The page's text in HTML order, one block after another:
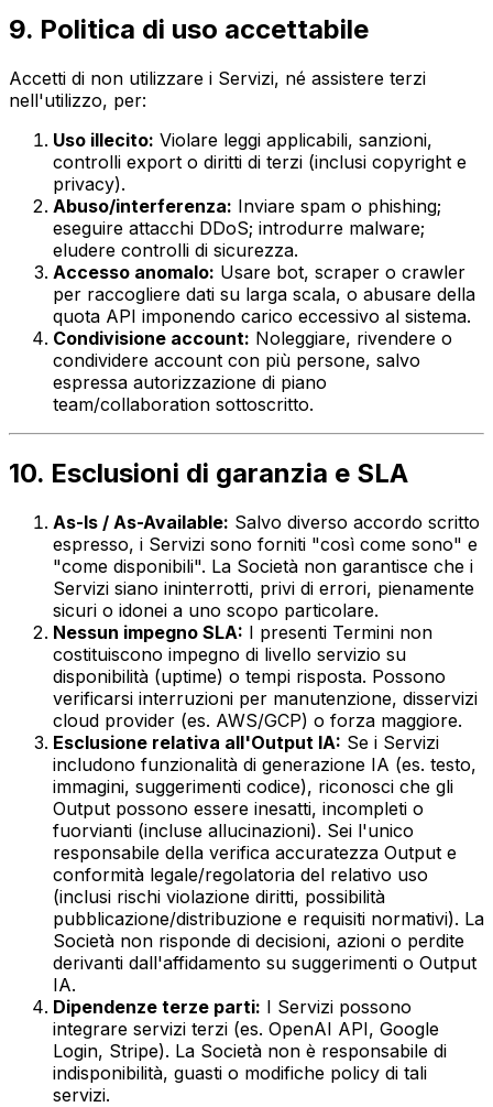
9. Politica di uso accettabile
Accetti di non utilizzare i Servizi, né assistere terzi
nell'utilizzo, per:
Uso illecito: Violare leggi applicabili, sanzioni,
controlli export o diritti di terzi (inclusi copyright e
privacy).
Abuso/interferenza: Inviare spam o phishing;
eseguire attacchi DDoS; introdurre malware;
eludere controlli di sicurezza.
Accesso anomalo: Usare bot, scraper o crawler
per raccogliere dati su larga scala, o abusare della
quota API imponendo carico eccessivo al sistema.
Condivisione account: Noleggiare, rivendere o
condividere account con più persone, salvo
espressa autorizzazione di piano
team/collaboration sottoscritto.
10. Esclusioni di garanzia e SLA
As-Is / As-Available: Salvo diverso accordo scritto
espresso, i Servizi sono forniti "così come sono" e
"come disponibili". La Società non garantisce che i
Servizi siano ininterrotti, privi di errori, pienamente
sicuri o idonei a uno scopo particolare.
Nessun impegno SLA: I presenti Termini non
costituiscono impegno di livello servizio su
disponibilità (uptime) o tempi risposta. Possono
verificarsi interruzioni per manutenzione, disservizi
cloud provider (es. AWS/GCP) o forza maggiore.
Esclusione relativa all'Output IA: Se i Servizi
includono funzionalità di generazione IA (es. testo,
immagini, suggerimenti codice), riconosci che gli
Output possono essere inesatti, incompleti o
fuorvianti (incluse allucinazioni). Sei l'unico
responsabile della verifica accuratezza Output e
conformità legale/regolatoria del relativo uso
(inclusi rischi violazione diritti, possibilità
pubblicazione/distribuzione e requisiti normativi). La
Società non risponde di decisioni, azioni o perdite
derivanti dall'affidamento su suggerimenti o Output
IA.
Dipendenze terze parti: I Servizi possono
integrare servizi terzi (es. OpenAI API, Google
Login, Stripe). La Società non è responsabile di
indisponibilità, guasti o modifiche policy di tali
servizi.